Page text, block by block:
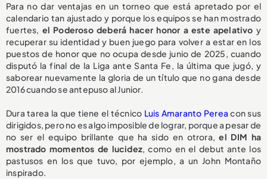
Para no dar ventajas en un torneo que está apretado por el
calendario tan ajustado y porque los equipos se han mostrado
fuertes, el Poderoso deberá hacer honor a este apelativo y
recuperar su identidad y buen juego para volver a estar en los
puestos de honor que no ocupa desde junio de 2025, cuando
disputó la final de la Liga ante Santa Fe, la última que jugó, y
saborear nuevamente la gloria de un título que no gana desde
2016 cuando se antepuso al Junior.
Dura tarea la que tiene el técnico Luis Amaranto Perea con sus
dirigidos, pero no es algo imposible de lograr, porque a pesar de
no ser el equipo brillante que ha sido en otrora,el DIM ha
mostrado momentos de lucidez, como en el debut ante los
pastusos en los que tuvo, por ejemplo, a un John Montaño
inspirado.